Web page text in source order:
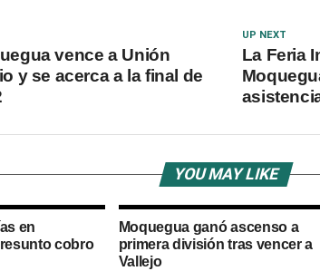
UP NEXT
La Feria
vence a Unión
y se acerca a la final de
YOU MAY LIKE
en
cobro
Moquegua ganó ascenso a
primera división tras vencer a
Vallejo